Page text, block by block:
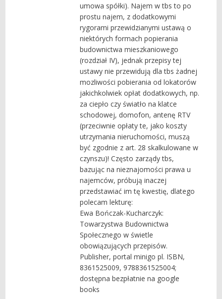
umowa spółki). Najem w tbs to po
prostu najem, z dodatkowymi
rygorami przewidzianymi ustawą o
niektórych formach popierania
budownictwa mieszkaniowego
(rozdział IV), jednak przepisy tej
ustawy nie przewidują dla tbs żadnej
mozliwości pobierania od lokatorów
jakichkolwiek opłat dodatkowych, np.
za ciepło czy światło na klatce
schodowej, domofon, antenę RTV
(przeciwnie opłaty te, jako koszty
utrzymania nieruchomości, muszą
być zgodnie z art. 28 skalkulowane w
czynszu)! Często zarządy tbs,
bazując na nieznajomości prawa u
najemców, próbują inaczej
przedstawiać im tę kwestię, dlatego
polecam lekturę:
Ewa Bończak-Kucharczyk:
Towarzystwa Budownictwa
Społecznego w świetle
obowiązujących przepisów.
Publisher, portal minigo pl. ISBN,
8361525009, 9788361525004;
dostępna bezpłatnie na google
books